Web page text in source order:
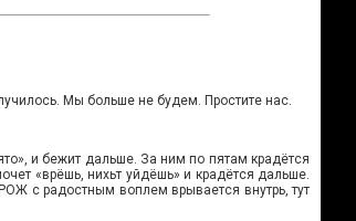
Мы больше не будем. Простите нас.
и бежит дальше. За ним по пятам крадётся
«врёшь, нихьт уйдёшь» и крадётся дальше.
с радостным воплем врывается внутрь, тут